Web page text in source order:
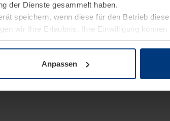
der Dienste gesammelt haben.
speichern, wenn diese für den Betrieb
wir Ihre Erlaubnis. Ihre Einwilligung
unserer Website ändern oder widerrufen.
Anpassen